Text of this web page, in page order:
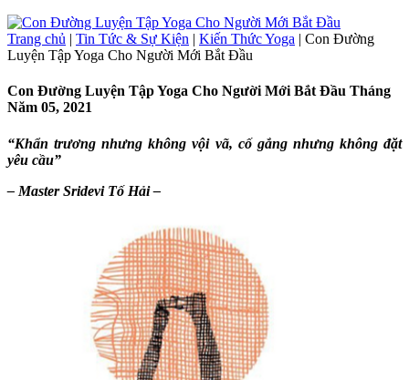
Trang chủ | Tin Tức & Sự Kiện | Kiến Thức Yoga | Con Đường
Luyện Tập Yoga Cho Người Mới Bắt Đầu
Con Đường Luyện Tập Yoga Cho Người Mới Bắt Đầu Tháng
Năm 05, 2021
“Khẩn trương nhưng không vội vã, cố gắng nhưng không đặt
yêu cầu”
– Master Sridevi Tố Hải –